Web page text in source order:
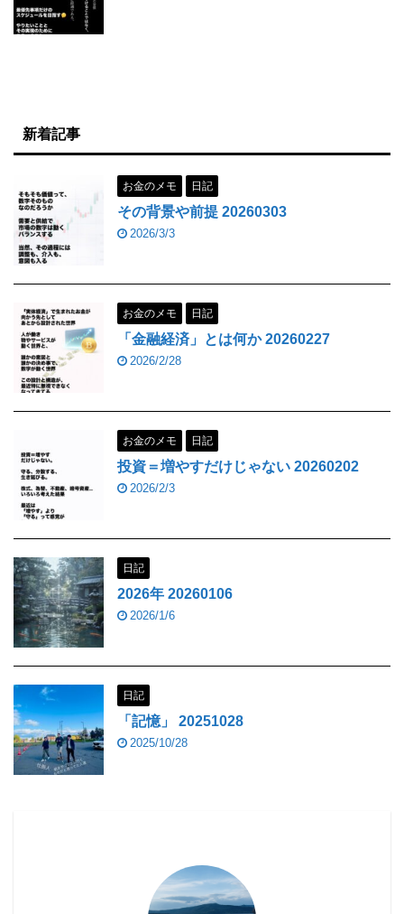
新着記事
お金のメモ 日記
その背景や前提 20260303
2026/3/3
お金のメモ 日記
「金融経済」とは何か 20260227
2026/2/28
お金のメモ 日記
投資＝増やすだけじゃない 20260202
2026/2/3
日記
2026年 20260106
2026/1/6
日記
「記憶」 20251028
2025/10/28